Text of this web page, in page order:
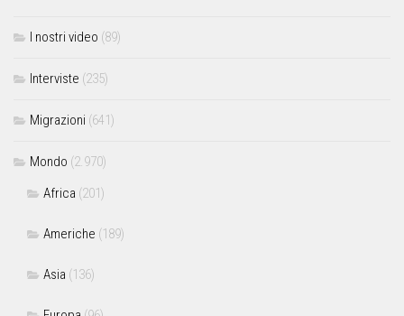
I nostri video (89)
Interviste (235)
Migrazioni (641)
Mondo (2.970)
Africa (201)
Americhe (189)
Asia (136)